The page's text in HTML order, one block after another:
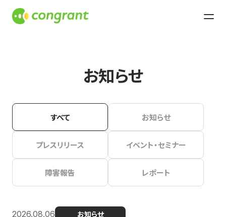
お知らせ
すべて お知らせ
プレスリリース イベント・セミナー
障害報告 レポート
2026.08.06 お知らせ